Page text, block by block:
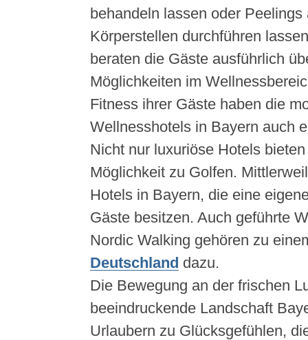
behandeln lassen oder
Körperstellen durchführen
beraten die Gäste ausführlich
Möglichkeiten im
Fitness ihrer Gäste haben die
Wellnesshotels in Bayern auch
Nicht nur luxuriöse Hotels
Möglichkeit zu Golfen.
Hotels in Bayern, die eine
Gäste besitzen. Auch geführte
Nordic Walking gehören zu
Deutschland dazu.
Die Bewegung an der frischen
beeindruckende Landschaft
Urlaubern zu Glücksgefühlen,